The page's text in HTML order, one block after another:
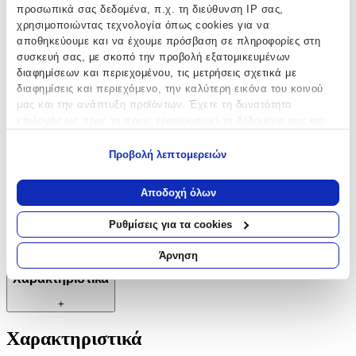
προσωπικά σας δεδομένα, π.χ. τη διεύθυνση IP σας,
χρησιμοποιώντας τεχνολογία όπως cookies για να
αποθηκεύουμε και να έχουμε πρόσβαση σε πληροφορίες στη
συσκευή σας, με σκοπό την προβολή εξατομικευμένων
διαφημίσεων και περιεχομένου, τις μετρήσεις σχετικά με
διαφημίσεις και περιεχόμενο, την καλύτερη εικόνα του κοινού
μας και την ανάπτυξη προϊόντων. Έχετε τη δυνατότητα
Να συλλέξουμε πληροφορίες σχετικά με τη γεωγραφική
σας τοποθεσία, οι οποίες μπορεί να είναι ακριβείς σε
απόσταση μερικών μέτρων
Να αναγνωρίσουμε τη συσκευή σας σαρώνοντας ενεργά
για συγκεκριμένα χαρακτηριστικά (δακτυλικό αποτύπωμα)
Μάθετε περισσότερα σχετικά με τον τρόπο επεξεργασίας των
προσωπικών σας δεδομένων και καθορίστε τις προτιμήσεις σας
ενότητα “Λεπτομέρειες”
ανακαλέσετε τη συγκατάθεσή σας ανά πάσα στιγμή από τη
Δήλωση Cookies.
Προβολή λεπτομερειών
Αποδοχή όλων
Ρυθμίσεις για τα cookies
Άρνηση
Όχι
Βινυλίου:
Όχι
Μπορντούρα
Όχι
Όχι
3D:
Όχι
Χαρακτηριστικά
+
Χαρακτηριστικά